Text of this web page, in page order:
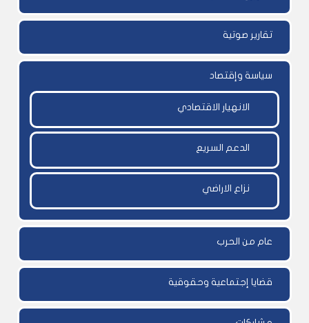
تقارير صوتية
سياسة وإقتصاد
الانهيار الاقتصادي
الدعم السريع
نزاع الاراضي
عام من الحرب
قضايا إجتماعية وحقوقية